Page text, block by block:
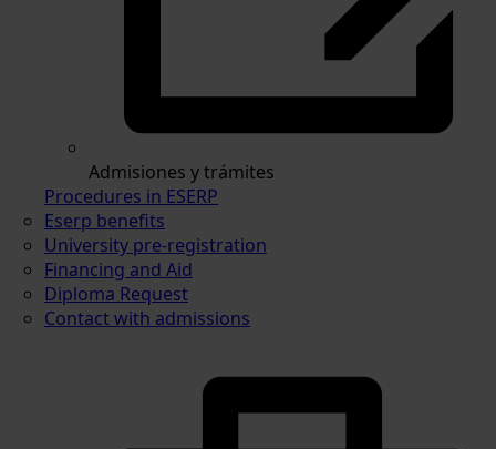
Admisiones y trámites
Procedures in ESERP
Eserp benefits
University pre-registration
Financing and Aid
Diploma Request
Contact with admissions